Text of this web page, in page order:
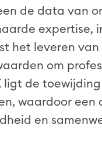
de data van
expertise,
het leveren
om
ligt de
waardoor
en